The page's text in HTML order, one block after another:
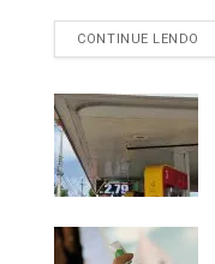
CONTINUE LENDO